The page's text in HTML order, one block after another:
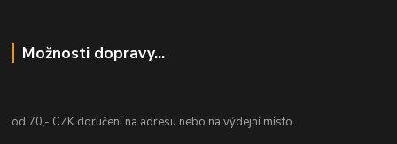
Možnosti dopravy...
od 70,- CZK doručení na adresu nebo na výdejní místo.